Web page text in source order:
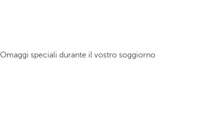
Omaggi speciali durante il vostro soggiorno